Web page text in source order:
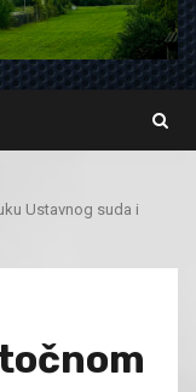
Ustavnog suda i